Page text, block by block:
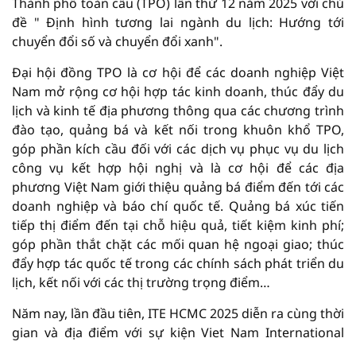
đề " Định hình tương lai ngành du lịch: Hướng tới
chuyển đổi số và chuyển đổi xanh".
Đại hội đồng TPO là cơ hội để các doanh nghiệp Việt
Nam mở rộng cơ hội hợp tác kinh doanh, thúc đẩy du
lịch và kinh tế địa phương thông qua các chương trình
đào tạo, quảng bá và kết nối trong khuôn khổ TPO,
góp phần kích cầu đối với các dịch vụ phục vụ du lịch
công vụ kết hợp hội nghị và là cơ hội để các địa
phương Việt Nam giới thiệu quảng bá điểm đến tới các
doanh nghiệp và báo chí quốc tế. Quảng bá xúc tiến
tiếp thị điểm đến tại chỗ hiệu quả, tiết kiệm kinh phí;
góp phần thắt chặt các mối quan hệ ngoại giao; thúc
đẩy hợp tác quốc tế trong các chính sách phát triển du
lịch, kết nối với các thị trường trọng điểm…
Năm nay, lần đầu tiên, ITE HCMC 2025 diễn ra cùng thời
gian và địa điểm với sự kiện Viet Nam International